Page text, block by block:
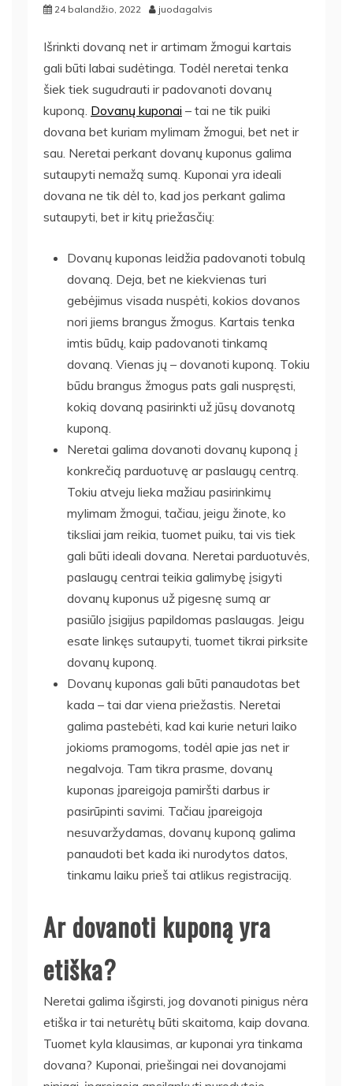
24 balandžio, 2022 juodagalvis
Išrinkti dovaną net ir artimam žmogui kartais
gali būti labai sudėtinga. Todėl neretai tenka
šiek tiek sugudrauti ir padovanoti dovanų
kuponą. Dovanų kuponai – tai ne tik puiki
dovana bet kuriam mylimam žmogui, bet net ir
sau. Neretai perkant dovanų kuponus galima
sutaupyti nemažą sumą. Kuponai yra ideali
dovana ne tik dėl to, kad jos perkant galima
sutaupyti, bet ir kitų priežasčių:
Dovanų kuponas leidžia padovanoti tobulą
dovaną. Deja, bet ne kiekvienas turi
gebėjimus visada nuspėti, kokios dovanos
nori jiems brangus žmogus. Kartais tenka
imtis būdų, kaip padovanoti tinkamą
dovaną. Vienas jų – dovanoti kuponą. Tokiu
būdu brangus žmogus pats gali nuspręsti,
kokią dovaną pasirinkti už jūsų dovanotą
kuponą.
Neretai galima dovanoti dovanų kuponą į
konkrečią parduotuvę ar paslaugų centrą.
Tokiu atveju lieka mažiau pasirinkimų
mylimam žmogui, tačiau, jeigu žinote, ko
tiksliai jam reikia, tuomet puiku, tai vis tiek
gali būti ideali dovana. Neretai parduotuvės,
paslaugų centrai teikia galimybę įsigyti
dovanų kuponus už pigesnę sumą ar
pasiūlo įsigijus papildomas paslaugas. Jeigu
esate linkęs sutaupyti, tuomet tikrai pirksite
dovanų kuponą.
Dovanų kuponas gali būti panaudotas bet
kada – tai dar viena priežastis. Neretai
galima pastebėti, kad kai kurie neturi laiko
jokioms pramogoms, todėl apie jas net ir
negalvoja. Tam tikra prasme, dovanų
kuponas įpareigoja pamiršti darbus ir
pasirūpinti savimi. Tačiau įpareigoja
nesuvaržydamas, dovanų kuponą galima
panaudoti bet kada iki nurodytos datos,
tinkamu laiku prieš tai atlikus registraciją.
Ar dovanoti kuponą yra
etiška?
Neretai galima išgirsti, jog dovanoti pinigus nėra
etiška ir tai neturėtų būti skaitoma, kaip dovana.
Tuomet kyla klausimas, ar kuponai yra tinkama
dovana? Kuponai, priešingai nei dovanojami